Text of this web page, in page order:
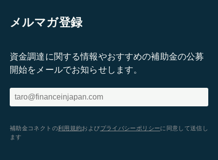
メルマガ登録
資金調達に関する情報やおすすめの補助金の公募
開始をメールでお知らせします。
補助金コネクトの利用規約およびプライバシーポリシーに同意して送信し
ます